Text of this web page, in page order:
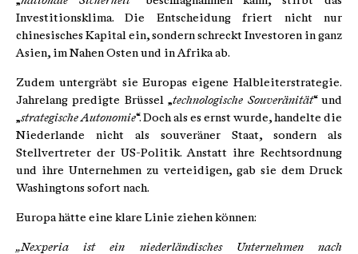
Investitionsklima. Die Entscheidung friert nicht nur
chinesisches Kapital ein, sondern schreckt Investoren in ganz
Asien, im Nahen Osten und in Afrika ab.
Zudem untergräbt sie Europas eigene Halbleiterstrategie.
Jahrelang predigte Brüssel „technologische Souveränität“ und
„strategische Autonomie“. Doch als es ernst wurde, handelte die
Niederlande nicht als souveräner Staat, sondern als
Stellvertreter der US-Politik. Anstatt ihre Rechtsordnung
und ihre Unternehmen zu verteidigen, gab sie dem Druck
Washingtons sofort nach.
Europa hätte eine klare Linie ziehen können:
„Nexperia ist ein niederländisches Unternehmen nach